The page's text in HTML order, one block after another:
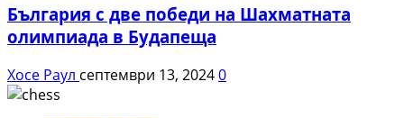
България с две победи на Шахматната
олимпиада в Будапеща
Хосе Раул септември 13, 20240